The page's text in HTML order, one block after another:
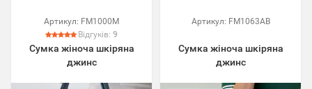
Артикул: FM1000M
Відгуків: 9
Сумка жіноча шкіряна
джинс
Артикул: FM1063AB
Сумка жіноча шкіряна
джинс